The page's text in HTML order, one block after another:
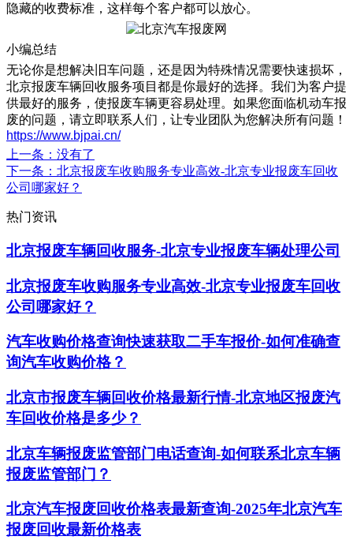
隐藏的收费标准，这样每个客户都可以放心。
小编总结
无论你是想解决旧车问题，还是因为特殊情况需要快速损坏，
北京报废车辆回收服务项目都是你最好的选择。我们为客户提
供最好的服务，使报废车辆更容易处理。如果您面临机动车报
废的问题，请立即联系人们，让专业团队为您解决所有问题！
https://www.bjpai.cn/
上一条 ：没有了
下一条 ：北京报废车收购服务专业高效-北京专业报废车回收
公司哪家好？
热门资讯
北京报废车辆回收服务-北京专业报废车辆处理公司
北京报废车收购服务专业高效-北京专业报废车回收
公司哪家好？
汽车收购价格查询快速获取二手车报价-如何准确查
询汽车收购价格？
北京市报废车辆回收价格最新行情-北京地区报废汽
车回收价格是多少？
北京车辆报废监管部门电话查询-如何联系北京车辆
报废监管部门？
北京汽车报废回收价格表最新查询-2025年北京汽车
报废回收最新价格表